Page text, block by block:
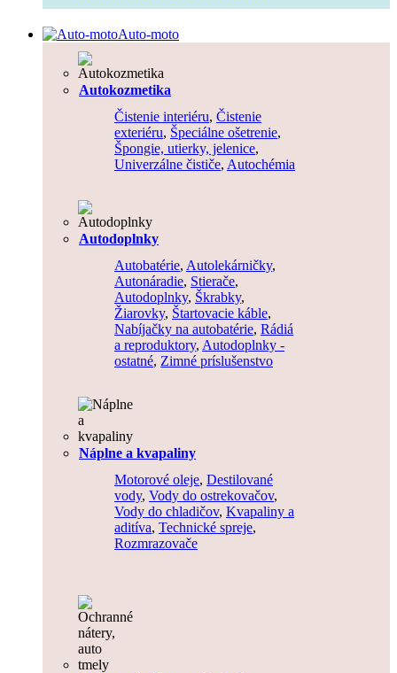
Auto-moto
Autokozmetika
Čistenie interiéru, Čistenie
exteriéru, Špeciálne ošetrenie,
Špongie, utierky, jelenice,
Univerzálne čističe, Autochémia
Autodoplnky
Autobatérie, Autolekárničky,
Autonáradie, Stierače,
Autodoplnky, Škrabky,
Žiarovky, Štartovacie káble,
Nabíjačky na autobatérie, Rádiá
a reproduktory, Autodoplnky -
ostatné, Zimné príslušenstvo
Náplne a kvapaliny
Motorové oleje, Destilované
vody, Vody do ostrekovačov,
Vody do chladičov, Kvapaliny a
aditíva, Technické spreje,
Rozmrazovače